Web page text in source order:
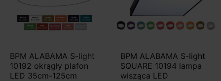
BPM ALABAMA S-light
10192 okrągły plafon
LED 35cm-125cm
BPM ALABAMA S-light
SQUARE 10194 lampa
wisząca LED